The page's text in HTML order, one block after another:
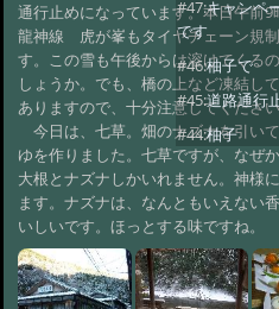
通行止めになっています。本日午前9
龍神線 虎が峯もタイヤチェーン規
す。この雪も午後からは溶けてくる
しょうか。でも、橋の上など凍結し
ありますので、十分注意してくださ
今日は、七草。畑のナズナを引い
ゆを作りました。七草ですが、なぜか
大根とナズナしかいれません。神様
ます。ナズナは、なんともいえない
いしいです。ほっとする味ですね。
#47:キャンペ
です
#46:柚子で
#45:道路通行
#44:柚子
#43:初霜
#42:財宝発見!!
#41: 松茸いた
した
#40:大文字草